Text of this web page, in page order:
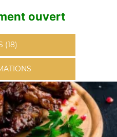
ouvert
(18)